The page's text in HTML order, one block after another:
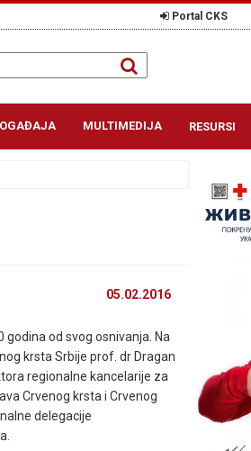
Portal CKS
MULTIMEDIJA RESURSI
05.02.2016
godina od svog osnivanja. Na
krsta Srbije prof. dr Dragan
regionalne kancelarije za
Crvenog krsta i Crvenog
delegacije